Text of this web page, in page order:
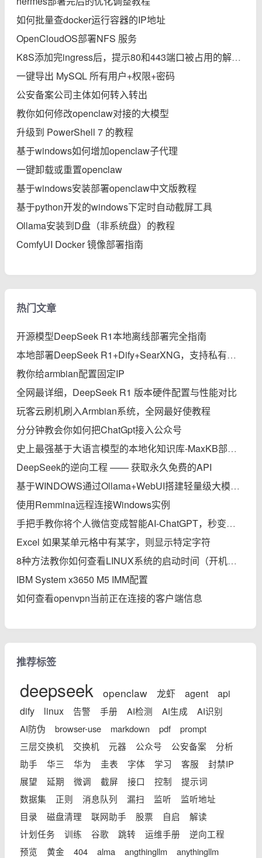
如何批量查docker运行容器的IP地址
OpenCloudOS部署NFS 服务
K8S添加完ingress后，提示80和443端口被占用的解决办法
一键导出 MySQL 所有用户+权限+密码
公安备案公司主体如何转入转出
教你如何修改openclaw对接的大模型
升级到 PowerShell 7 的教程
基于windows如何增加openclaw子代理
一键卸载或重置openclaw
基于windows安装部署openclaw中文版教程
基于python开发的windows下定时自动截屏工具
Ollama安装到D盘（非系统盘）的教程
ComfyUI Docker 镜像部署指南
热门文章
开源模型DeepSeek R1本地离线部署完全指南
本地部署DeepSeek R1+Dify+SearXNG，支持私有知识库、智能体、联网搜索的保姆级教程
教你给armbian配置固定IP
全网最详细，DeepSeek R1 版本硬件配置与性能对比
玩客云刷机刷入Armbian系统，全网最好使教程
分分钟教会你如何把ChatGpt接入公众号
史上最强基于大语言模型的本地化知识库-MaxKB部署实践完全指南
DeepSeek的逆向工程 —— 获取永久免费的API
基于WINDOWS通过Ollama+WebUI搭建轻量级大模型本地知识库
使用Remmina远程连接Windows实例
手把手教你将个人微信变成智能AI-ChatGPT，秒变专家
Excel 如果某单元格中有某字，则显示特定字符
8种方法教你如何查看LINUX系统的启动时间（开机后的运行时间）
IBM System x3650 M5 IMM配置
如何查看openvpn当前正在连接的客户端信息
推荐标签
deepseek openclaw 龙虾 agent
api
dify
linux 告警 手册 AI检测 AI生成
AI识别
AI防伪
browser-use markdown pdf
prompt
三层交换机
交换机 元器 公众号 公安备案
分析
助手
华三 华为 圭表 字体 学习 客服
封禁IP
展望
延期 微调 截屏 接口 控制
提示词
数据集
正则 消息队列 漏扫 监听
监听地址
目录
磁盘清理 联网助手 股票 自启
解读
计划任务
训练 谷歌 跳转 运维手册
逆向工程
预览
黄金 404 alma angthingllm
anythingllm